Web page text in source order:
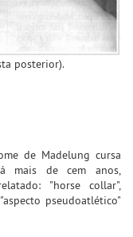
posterior).
de Madelung cursa
mais de cem anos,
"horse collar",
pseudoatlético"